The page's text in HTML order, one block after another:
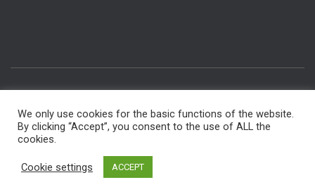
INTERNER BEREICH FÜR MITGLIEDER
Hestia | Entwickelt von
We only use cookies for the basic functions of the website.
By clicking “Accept”, you consent to the use of ALL the
cookies.
Cookie settings ACCEPT